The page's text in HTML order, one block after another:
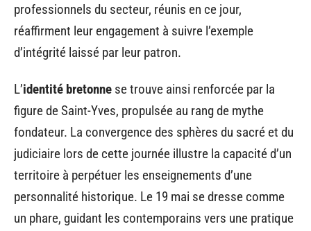
professionnels du secteur, réunis en ce jour,
réaffirment leur engagement à suivre l’exemple
d’intégrité laissé par leur patron.
L’identité bretonne se trouve ainsi renforcée par la
figure de Saint-Yves, propulsée au rang de mythe
fondateur. La convergence des sphères du sacré et du
judiciaire lors de cette journée illustre la capacité d’un
territoire à perpétuer les enseignements d’une
personnalité historique. Le 19 mai se dresse comme
un phare, guidant les contemporains vers une pratique